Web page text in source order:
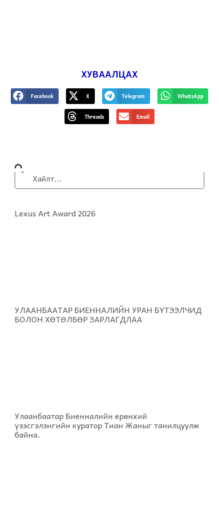
ХУВААЛЦАХ
Facebook X Telegram WhatsApp
Threads Email
Lexus Art Award 2026
УЛААНБААТАР БИЕННАЛИЙН УРАН БҮТЭЭЛЧИД
БОЛОН ХӨТӨЛБӨР ЗАРЛАГДЛАА
Улаанбаатар Биенналийн ерөнхий
үзэсгэлэнгийн куратор Тиан Жаныг танилцуулж
байна.